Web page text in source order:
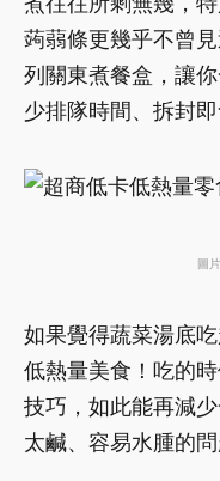
蒟蒻條更幾乎不曾
列關東煮餐盒，讓
少排隊時間、拆封即
圖
如果覺得蔬菜湯底
低熱量美食！吃的
技巧，如此能再減
太鹹、容易水腫的問